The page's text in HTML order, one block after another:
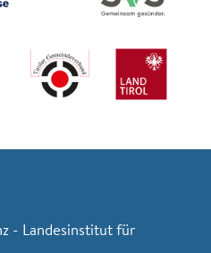
- Landesinstitut für